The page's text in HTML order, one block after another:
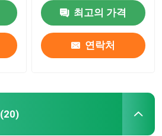
최고의 가격
연락처
(20)